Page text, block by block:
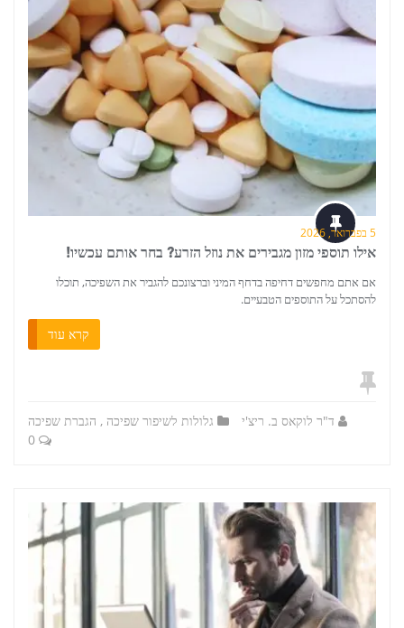
5 בפברואר, 2026
אילו תוספי מזון מגבירים את נוזל הזרע? בחר אותם עכשיו!
אם אתם מחפשים דחיפה בדחף המיני וברצונכם להגביר את השפיכה, תוכלו
להסתכל על התוספים הטבעיים.
קרא עוד
ד"ר לוקאס ב. ריצ'י גלולות לשיפור שפיכה , הגברת שפיכה